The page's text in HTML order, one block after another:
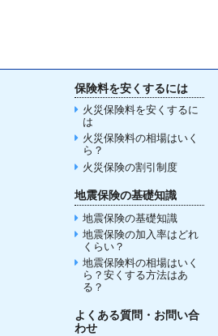
保険料を安くするには
火災保険料を安くするに
は
火災保険料の相場はいく
ら？
火災保険の割引制度
地震保険の基礎知識
地震保険の基礎知識
地震保険の加入率はどれ
くらい？
地震保険料の相場はいく
ら？安くする方法はあ
る？
よくある質問・お問い合
わせ